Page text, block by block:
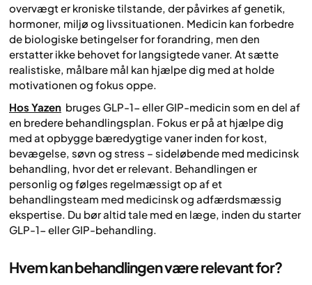
overvægt er kroniske tilstande, der påvirkes af genetik,
hormoner, miljø og livssituationen. Medicin kan forbedre
de biologiske betingelser for forandring, men den
erstatter ikke behovet for langsigtede vaner. At sætte
realistiske, målbare mål kan hjælpe dig med at holde
motivationen og fokus oppe.
Hos Yazen bruges GLP-1- eller GIP-medicin som en del af
en bredere behandlingsplan. Fokus er på at hjælpe dig
med at opbygge bæredygtige vaner inden for kost,
bevægelse, søvn og stress – sideløbende med medicinsk
behandling, hvor det er relevant. Behandlingen er
personlig og følges regelmæssigt op af et
behandlingsteam med medicinsk og adfærdsmæssig
ekspertise. Du bør altid tale med en læge, inden du starter
GLP-1- eller GIP-behandling.
Hvem kan behandlingen være relevant for?